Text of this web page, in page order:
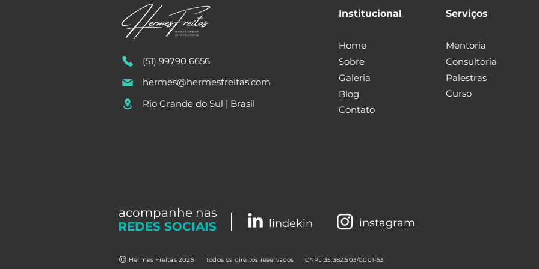
(51) 99790 6656
hermes@hermesfreitas.com
Rio Grande do Sul | Brasil
Institucional
Home
Sobre
Galeria
Blog
Serviços
Mentoria
Consultoria
Palestras
Curso
Contato
acompanhe nas
REDES SOCIAIS
lindekin instagram
Hermes Freitas 2025 Todos os direitos reservados CNPJ 35.382.503/0001-53